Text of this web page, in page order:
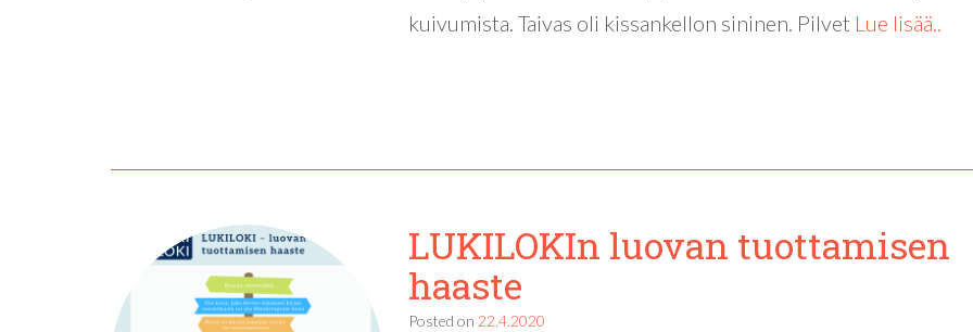
kuivumista. Taivas oli kissankellon sininen. Pilvet Lue lisää..
LUKILOKIn luovan tuottamisen
haaste
Posted on 22.4.2020